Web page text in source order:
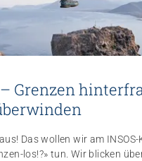
Grenzen
Das wollen wir am
los!?» tun. Wir blicken